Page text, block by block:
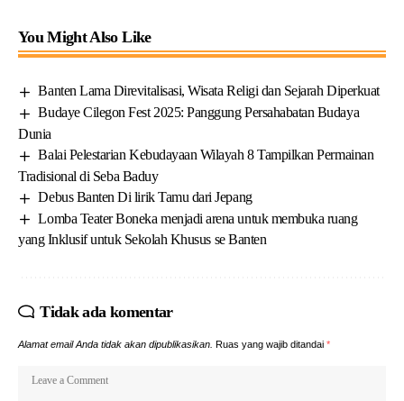
You Might Also Like
Banten Lama Direvitalisasi, Wisata Religi dan Sejarah Diperkuat
Budaye Cilegon Fest 2025: Panggung Persahabatan Budaya
Dunia
Balai Pelestarian Kebudayaan Wilayah 8 Tampilkan Permainan
Tradisional di Seba Baduy
Debus Banten Di lirik Tamu dari Jepang
Lomba Teater Boneka menjadi arena untuk membuka ruang
yang Inklusif untuk Sekolah Khusus se Banten
Tidak ada komentar
Alamat email Anda tidak akan dipublikasikan. Ruas yang wajib ditandai *